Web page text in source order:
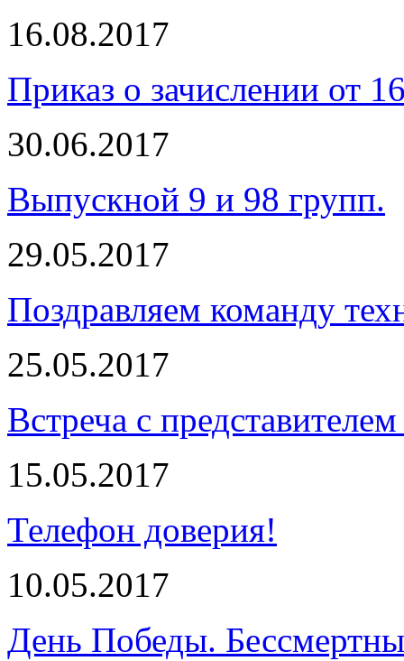
16.08.2017
Приказ о зачислении от
30.06.2017
Выпускной 9 и 98 групп.
29.05.2017
Поздравляем команду
25.05.2017
Встреча с
15.05.2017
Телефон доверия!
10.05.2017
День Победы.